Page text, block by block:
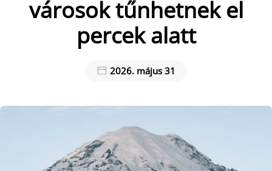
városok tűnhetnek el
percek alatt
2026. május 31